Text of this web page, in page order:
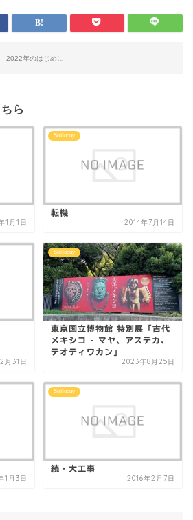
2022年のはじめに
ら
1月1日
Soliloquy
転機
2014年7月14日
月31日
Soliloquy
東京国立博物館 特別展「古代
メキシコ - マヤ、アステカ、
テオティワカン」
2023年8月25日
1月3日
Soliloquy
続・大工事
2016年2月7日